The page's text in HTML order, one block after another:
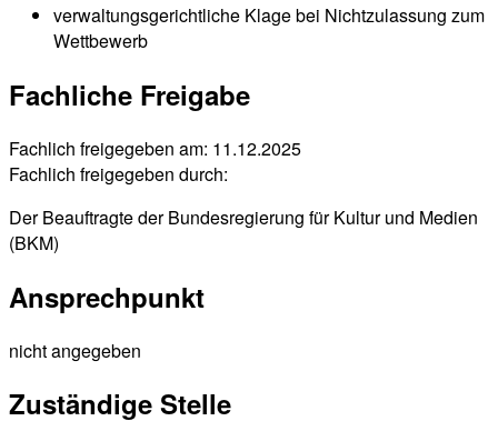
verwaltungsgerichtliche Klage bei Nichtzulassung zum
Wettbewerb
Fachliche Freigabe
Fachlich freigegeben am: 11.12.2025
Fachlich freigegeben durch:
Der Beauftragte der Bundesregierung für Kultur und Medien
(BKM)
Ansprechpunkt
nicht angegeben
Zuständige Stelle